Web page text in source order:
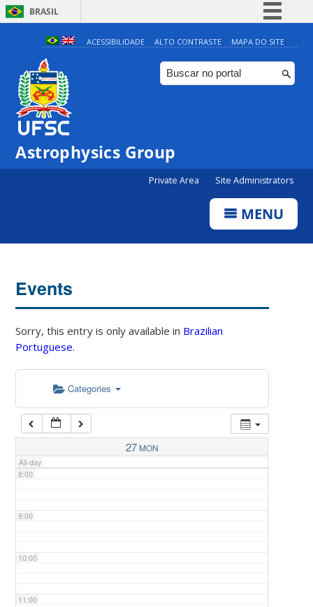
BRASIL
Simplifique!
Comunica BR
Participe
ACESSIBILIDADE ALTO CONTRASTE MAPA DO SITE
Astrophysics Group
Private Area Site Administrators
MENU
Events
Sorry, this entry is only available in Brazilian
Portuguese.
Categories
27 MON
All-day
4:00
5:00
7:00
8:00
9:00
10:00
11:00